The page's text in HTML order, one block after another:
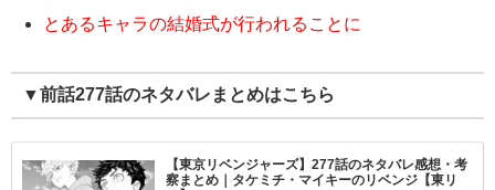
とあるキャラの結婚式が行われることに
▼前話277話のネタバレまとめはこちら
【東京リベンジャーズ】277話のネタバレ感想・考
察まとめ｜タケミチ・マイキーのリベンジ【東リ